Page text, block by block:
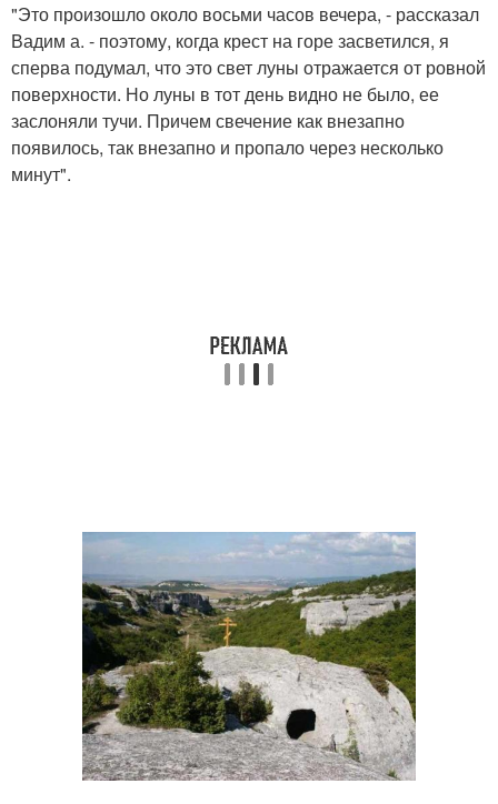
"Это произошло около восьми часов вечера, - рассказал
Вадим а. - поэтому, когда крест на горе засветился, я
сперва подумал, что это свет луны отражается от ровной
поверхности. Но луны в тот день видно не было, ее
заслоняли тучи. Причем свечение как внезапно
появилось, так внезапно и пропало через несколько
минут".